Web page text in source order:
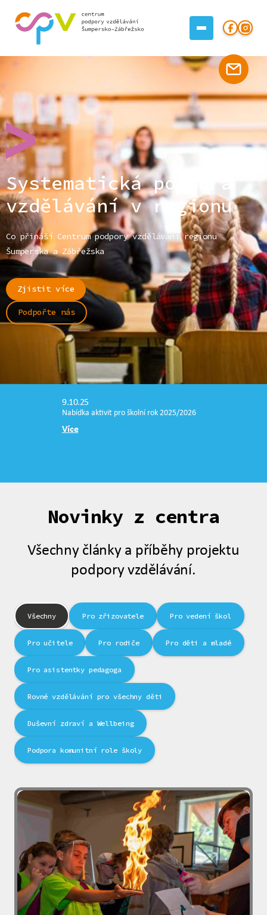
Systematická podpora
vzdělávání v regionu
Co přináší Centrum podpory vzdělávání regionu
Šumperska a Zábřežska
Zjistit více
Podpořte nás
9.10.25
Nabídka aktivit pro školní rok 2025/2026
Více
Novinky z centra
Všechny články a příběhy projektu
podpory vzdělávání.
Všechny Pro zřizovatele Pro vedení škol
Pro učitele Pro rodiče Pro děti a mladé
Pro asistentky pedagoga
Rovné vzdělávání pro všechny děti
Duševní zdraví a Wellbeing
Podpora komunitní role školy